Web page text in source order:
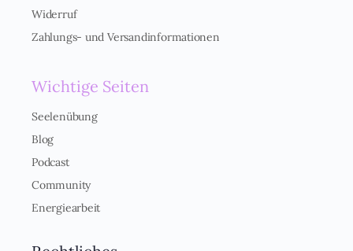
Mitgliedschaft erforderlich
Zum passenden Produkt
Bereits Mitglied?